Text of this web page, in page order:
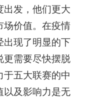
出发，他们更大
场价值。在疫情
出现了明显的下
更需要尽快摆脱
于五大联赛的中
以及影响力是无